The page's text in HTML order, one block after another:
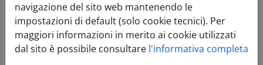
Transizione digitale delle
imprese lombarde
navigazione del sito web mantenendo le
impostazioni di default (solo cookie tecnici). Per
maggiori informazioni in merito ai cookie utilizzati
dal sito è possibile consultare l'informativa completa